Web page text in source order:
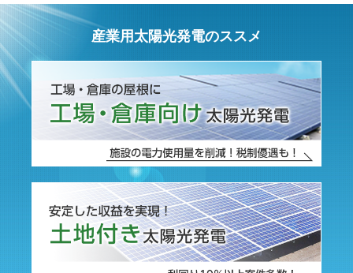
産業用太陽光発電のススメ